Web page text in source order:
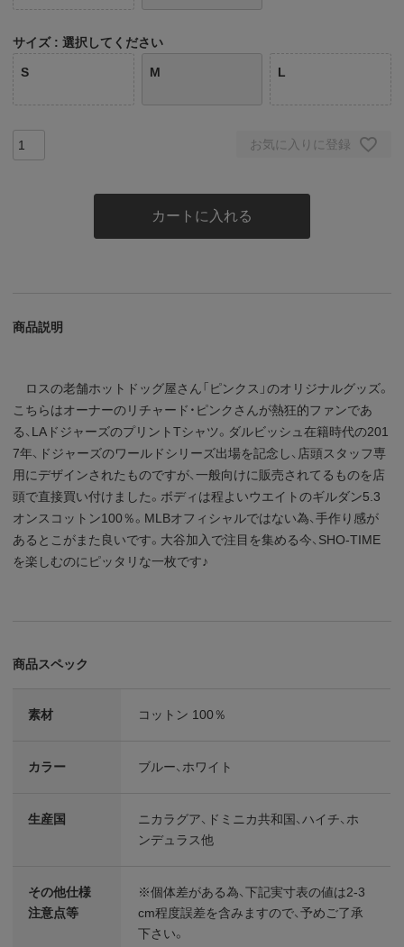
サイズ 選択してください
S M L
お気に入りに登録
カートに入れる
商品説明
ロスの老舗ホットドッグ屋さん「ピンクス」のオリジナルグッズ。
こちらはオーナーのリチャード・ピンクさんが熱狂的ファンであ
る、LAドジャーズのプリントTシャツ。ダルビッシュ在籍時代の201
7年、ドジャーズのワールドシリーズ出場を記念し、店頭スタッフ専
用にデザインされたものですが、一般向けに販売されてるものを店
頭で直接買い付けました。ボディは程よいウエイトのギルダン5.3
オンスコットン100％。MLBオフィシャルではない為、手作り感が
あるとこがまた良いです。大谷加入で注目を集める今、SHO-TIME
を楽しむのにピッタリな一枚です♪
商品スペック
素材 コットン 100％
カラー ブルー、ホワイト
生産国
ニカラグア、ドミニカ共和国、ハイチ、ホ
ンデュラス他
その他仕様
注意点等
※個体差がある為、下記実寸表の値は2-3
cm程度誤差を含みますので、予めご了承
下さい。